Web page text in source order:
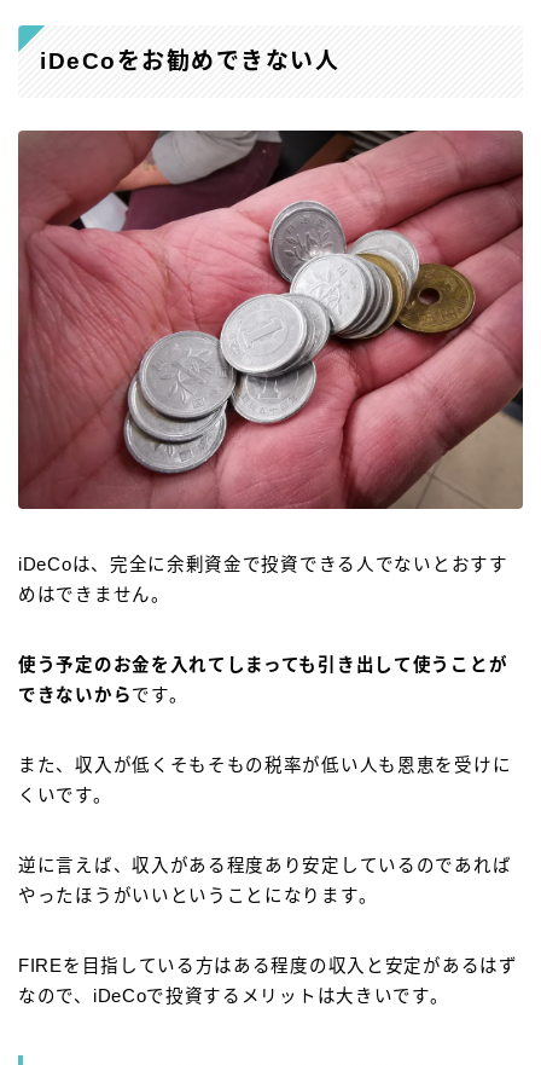
iDeCoをお勧めできない人
iDeCoは、完全に余剰資金で投資できる人でないとおすす
めはできません。
使う予定のお金を入れてしまっても引き出して使うことが
できないからです。
また、収入が低くそもそもの税率が低い人も恩恵を受けに
くいです。
逆に言えば、収入がある程度あり安定しているのであれば
やったほうがいいということになります。
FIREを目指している方はある程度の収入と安定があるはず
なので、iDeCoで投資するメリットは大きいです。